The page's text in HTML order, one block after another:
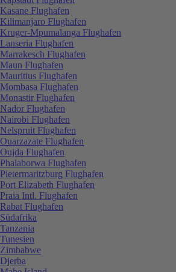
Kasane Flughafen
Kilimanjaro Flughafen
Kruger-Mpumalanga Flughafen
Lanseria Flughafen
Marrakesch Flughafen
Maun Flughafen
Mauritius Flughafen
Mombasa Flughafen
Monastir Flughafen
Nador Flughafen
Nairobi Flughafen
Nelspruit Flughafen
Ouarzazate Flughafen
Oujda Flughafen
Phalaborwa Flughafen
Pietermaritzburg Flughafen
Port Elizabeth Flughafen
Praia Intl. Flughafen
Rabat Flughafen
Südafrika
Tanzania
Tunesien
Zimbabwe
Djerba